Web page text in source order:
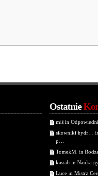
Ostatnie
miś in
siłowniki hydr…
p…
TomekM. in
kasiab in Nauka
Luce in Mistrz